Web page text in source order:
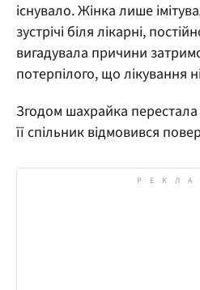
існувало. Жінка лише
зустрічі біля лікарні,
вигадувала причини
потерпілого, що лікування
Згодом шахрайка перестала
її спільник відмовився